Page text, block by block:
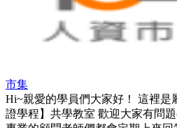
市集
Hi~親愛的學員們大家好！ 這裡是
證學程】共學教室 歡迎大家有問